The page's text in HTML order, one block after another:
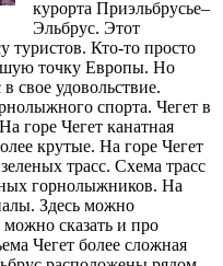
курорта Приэльбрусье–
Эльбрус. Этот
туристов. Кто-то просто
точку Европы. Но
свое удовольствие.
спорта. Чегет в
горе Чегет канатная
крутые. На горе Чегет
трасс. Схема трасс
горнолыжников. На
Здесь можно
сказать и про
Чегет более сложная